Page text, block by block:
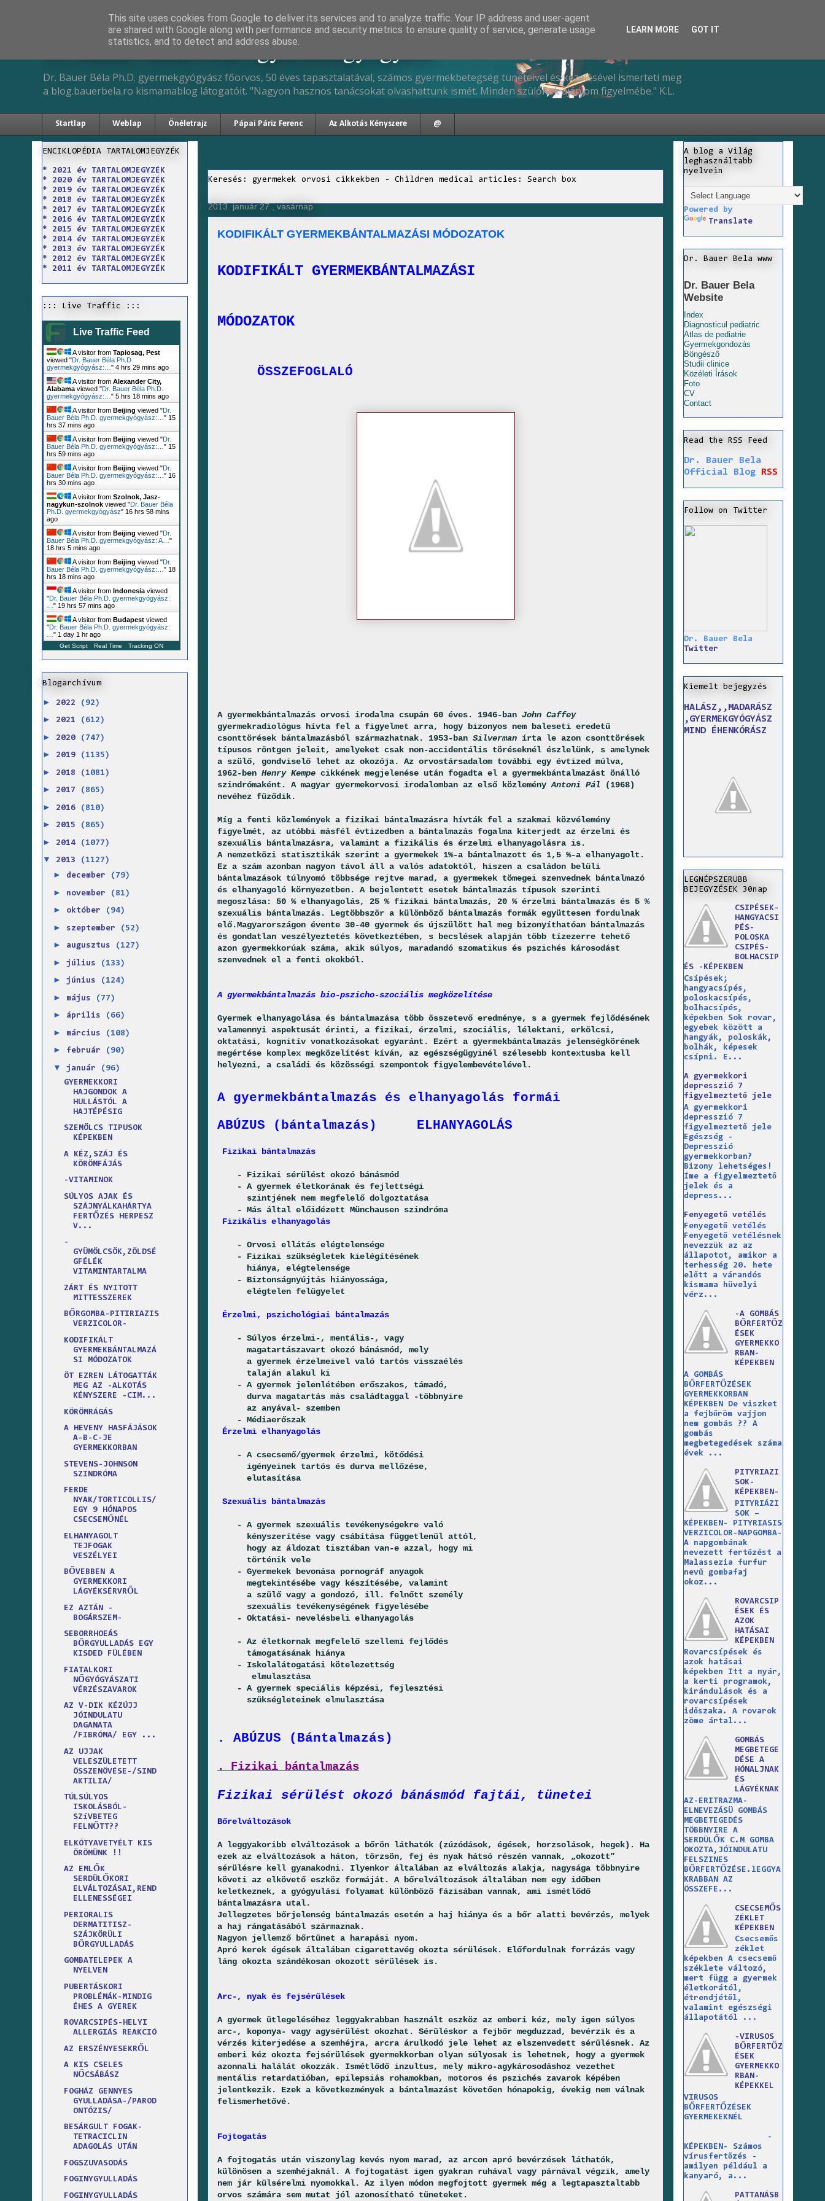
Dr. Bauer Béla Ph.D. gyermekgyógyász
Dr. Bauer Béla Ph.D. gyermekgyógyász főorvos, 50 éves tapasztalatával, számos gyermekbetegség tüneteivel és kezelésével ismerteti meg
a blog.bauerbela.ro kismamablog látogatóit. "Nagyon hasznos tanácsokat olvashattunk ismét. Minden szülőnek ajánlom figyelmébe." K.L.
Startlap Weblap Önéletrajz Pápai Páriz Ferenc Az Alkotás Kényszere @
Keresés: gyermekek orvosi cikkekben - Children medical articles: Search box
2013. január 27., vasárnap
KODIFIKÁLT GYERMEKBÁNTALMAZÁSI MÓDOZATOK
KODIFIKÁLT GYERMEKBÁNTALMAZÁSI
MÓDOZATOK
ÖSSZEFOGLALÓ
A gyermekbántalmazás orvosi irodalma csupán 60 éves. 1946-ban John Caffey
gyermekradiológus hívta fel a figyelmet arra, hogy bizonyos nem baleseti eredetű
csonttörések bántalmazásból származhatnak. 1953-ban Silverman írta le azon csonttörések
típusos röntgen jeleit, amelyeket csak non-accidentális töréseknél észlelünk, s amelynek
a szülő, gondviselő lehet az okozója. Az orvostársadalom további egy évtized múlva,
1962-ben Henry Kempe cikkének megjelenése után fogadta el a gyermekbántalmazást önálló
szindrómaként. A magyar gyermekorvosi irodalomban az első közleményAntoni Pál (1968)
nevéhez fűződik.
Míg a fenti közlemények a fizikai bántalmazásra hívták fel a szakmai közvélemény
figyelmét, az utóbbi másfél évtizedben a bántalmazás fogalma kiterjedt az érzelmi és
szexuális bántalmazásra, valamint a fizikális és érzelmi elhanyagolásra is.
A nemzetközi statisztikák szerint a gyermekek 1%-a bántalmazott és 1,5 %-a elhanyagolt.
Ez a szám azonban nagyon távol áll a valós adatoktól, hiszen a családon belüli
bántalmazások túlnyomó többsége rejtve marad, a gyermekek tömegei szenvednek bántalmazó
és elhanyagoló környezetben. A bejelentett esetek bántalmazás típusok szerinti
megoszlása: 50 % elhanyagolás, 25 % fizikai bántalmazás, 20 % érzelmi bántalmazás és 5 %
szexuális bántalmazás. Legtöbbször a különböző bántalmazás formák együttesen fordulnak
elő.Magyarországon évente 30-40 gyermek és újszülött hal meg bizonyíthatóan bántalmazás
és gondatlan veszélyeztetés következtében, s becslések alapján több tízezerre tehető
azon gyermekkorúak száma, akik súlyos, maradandó szomatikus és pszichés károsodást
szenvednek el a fenti okokból.
A gyermekbántalmazás bio-pszicho-szociális megközelítése
Gyermek elhanyagolása és bántalmazása több összetevő eredménye, s a gyermek fejlődésének
valamennyi aspektusát érinti, a fizikai, érzelmi, szociális, lélektani, erkölcsi,
oktatási, kognitív vonatkozásokat egyaránt. Ezért a gyermekbántalmazás jelenségkörének
megértése komplex megközelítést kíván, az egészségügyinél szélesebb kontextusba kell
helyezni, a családi és közösségi szempontok figyelembevételével.
A gyermekbántalmazás és elhanyagolás formái
ABÚZUS (bántalmazás) ELHANYAGOLÁS
Fizikai bántalmazás
- Fizikai sérülést okozó bánásmód
- A gyermek életkorának és fejlettségi
szintjének nem megfelelő dolgoztatása
- Más által előidézett Münchausen szindróma
Fizikális elhanyagolás
- Orvosi ellátás elégtelensége
- Fizikai szükségletek kielégítésének
hiánya, elégtelensége
- Biztonságnyújtás hiányossága,
elégtelen felügyelet
Érzelmi, pszichológiai bántalmazás
- Súlyos érzelmi-, mentális-, vagy
magatartászavart okozó bánásmód, mely
a gyermek érzelmeivel való tartós visszaélés
talaján alakul ki
- A gyermek jelenlétében erőszakos, támadó,
durva magatartás más családtaggal -többnyire
az anyával- szemben
- Médiaerőszak
Érzelmi elhanyagolás
- A csecsemő/gyermek érzelmi, kötődési
igényeinek tartós és durva mellőzése,
elutasítása
Szexuális bántalmazás
- A gyermek szexuális tevékenységekre való
kényszerítése vagy csábítása függetlenül attól,
hogy az áldozat tisztában van-e azzal, hogy mi
történik vele
- Gyermekek bevonása pornográf anyagok
megtekintésébe vagy készítésébe, valamint
a szülő vagy a gondozó, ill. felnőtt személy
szexuális tevékenységének figyelésébe
- Oktatási- nevelésbeli elhanyagolás
- Az életkornak megfelelő szellemi fejlődés
támogatásának hiánya
- Iskolalátogatási kötelezettség
elmulasztása
- A gyermek speciális képzési, fejlesztési
szükségleteinek elmulasztása
. ABÚZUS (Bántalmazás)
. Fizikai bántalmazás
Fizikai sérülést okozó bánásmód fajtái, tünetei
Bőrelváltozások
A leggyakoribb elváltozások a bőrön láthatók (zúzódások, égések, horzsolások, hegek). Ha
ezek az elváltozások a háton, törzsön, fej és nyak hátsó részén vannak, „okozott”
sérülésre kell gyanakodni. Ilyenkor általában az elváltozás alakja, nagysága többnyire
követi az elkövető eszköz formáját. A bőrelváltozások általában nem egy időben
keletkeznek, a gyógyulási folyamat különböző fázisában vannak, ami ismétlődő
bántalmazásra utal.
Jellegzetes bőrjelenség bántalmazás esetén a haj hiánya és a bőr alatti bevérzés, melyek
a haj rángatásából származnak.
Nagyon jellemző bőrtünet a harapási nyom.
Apró kerek égések általában cigarettavég okozta sérülések. Előfordulnak forrázás vagy
láng okozta szándékosan okozott sérülések is.
Arc-, nyak és fejsérülések
A gyermek ütlegeléséhez leggyakrabban használt eszköz az emberi kéz, mely igen súlyos
arc-, koponya- vagy agysérülést okozhat. Sérüléskor a fejbőr megduzzad, bevérzik és a
vérzés kiterjedése a szemhéjra, arcra árulkodó jele lehet az elszenvedett sérülésnek. Az
emberi kéz okozta fejsérülések gyermekkorban olyan súlyosak is lehetnek, hogy a gyermek
azonnali halálát okozzák. Ismétlődő inzultus, mely mikro-agykárosodáshoz vezethet
mentális retardatióban, epilepsiás rohamokban, motoros és pszichés zavarok képében
jelentkezik. Ezek a következmények a bántalmazást követően hónapokig, évekig nem válnak
felismerhetővé.
Fojtogatás
A fojtogatás után viszonylag kevés nyom marad, az arcon apró bevérzések láthatók,
különösen a szemhéjaknál. A fojtogatást igen gyakran ruhával vagy párnával végzik, amely
nem jár külsérelmi nyomokkal. Az ilyen módon megfojtott gyermek még a legtapasztaltabb
orvos számára sem mutat jól azonosítható tüneteket.
ENCIKLOPÉDIA TARTALOMJEGYZÉK
* 2021 év TARTALOMJEGYZÉK
* 2020 év TARTALOMJEGYZÉK
* 2019 év TARTALOMJEGYZÉK
* 2018 év TARTALOMJEGYZÉK
* 2017 év TARTALOMJEGYZÉK
* 2016 év TARTALOMJEGYZÉK
* 2015 év TARTALOMJEGYZÉK
* 2014 év TARTALOMJEGYZÉK
* 2013 év TARTALOMJEGYZÉK
* 2012 év TARTALOMJEGYZÉK
* 2011 év TARTALOMJEGYZÉK
::: Live Traffic :::
Live Traffic Feed
A visitor from Tapiosag, Pest
viewed "Dr. Bauer Béla Ph.D.
gyermekgyógyász:… " 4 hrs 29 mins ago
A visitor from Alexander City,
Alabama viewed "Dr. Bauer Béla Ph.D.
gyermekgyógyász:… " 5 hrs 18 mins ago
A visitor from Beijing viewed "Dr.
Bauer Béla Ph.D. gyermekgyógyász:… " 15
hrs 37 mins ago
A visitor from Beijing viewed "Dr.
Bauer Béla Ph.D. gyermekgyógyász:… " 15
hrs 59 mins ago
A visitor from Beijing viewed "Dr.
Bauer Béla Ph.D. gyermekgyógyász:… " 16
hrs 30 mins ago
A visitor from Szolnok, Jasz-
nagykun-szolnok viewed "Dr. Bauer Béla
Ph.D. gyermekgyógyász" 16 hrs 58 mins
ago
A visitor from Beijing viewed "Dr.
Bauer Béla Ph.D. gyermekgyógyász: A… "
18 hrs 5 mins ago
A visitor from Beijing viewed "Dr.
Bauer Béla Ph.D. gyermekgyógyász:… " 18
hrs 18 mins ago
A visitor from Indonesia viewed
"Dr. Bauer Béla Ph.D. gyermekgyógyász:
" 19 hrs 57 mins ago
A visitor from Budapest viewed
"Dr. Bauer Béla Ph.D. gyermekgyógyász:
" 1 day 1 hr ago
Get Script Real Time Tracking ON
Blogarchívum
► 2022 (92)
► 2021 (612)
► 2020 (747)
► 2019 (1135)
► 2018 (1081)
► 2017 (865)
► 2016 (810)
► 2015 (865)
► 2014 (1077)
▼ 2013 (1127)
► december (79)
► november (81)
► október (94)
► szeptember (52)
► augusztus (127)
► július (133)
► június (124)
► május (77)
► április (66)
► március (108)
► február (90)
▼ január
(96)
GYERMEKKORI
HAJGONDOK A
HULLÁSTÓL A
HAJTÉPÉSIG
SZEMÖLCS TIPUSOK
KÉPEKBEN
A KÉZ,SZÁJ ÉS
KÖRÖMFÁJÁS
-VITAMINOK
SÚLYOS AJAK ÉS
SZÁJNYÁLKAHÁRTYA
FERTŐZÉS HERPESZ
V...
-
GYÜMÖLCSÖK,ZÖLDSÉ
GFÉLÉK
VITAMINTARTALMA
ZÁRT ÉS NYITOTT
MITTESSZEREK
BŐRGOMBA-PITIRIAZIS
VERZICOLOR-
KODIFIKÁLT
GYERMEKBÁNTALMAZÁ
SI MÓDOZATOK
ÖT EZREN LÁTOGATTÁK
MEG AZ -ALKOTÁS
KÉNYSZERE -CIM...
KÖRÖMRÁGÁS
A HEVENY HASFÁJÁSOK
A-B-C-JE
GYERMEKKORBAN
STEVENS-JOHNSON
SZINDRÓMA
FERDE
NYAK/TORTICOLLIS/
EGY 9 HÓNAPOS
CSECSEMŐNÉL
ELHANYAGOLT
TEJFOGAK
VESZÉLYEI
BŐVEBBEN A
GYERMEKKORI
LÁGYÉKSÉRVRŐL
EZ AZTÁN -
BOGÁRSZEM-
SEBORRHOEÁS
BŐRGYULLADÁS EGY
KISDED FÜLÉBEN
FIATALKORI
NŐGYÓGYÁSZATI
VÉRZÉSZAVAROK
AZ V-DIK KÉZÚJJ
JÓINDULATU
DAGANATA
/FIBRÓMA/ EGY ...
AZ UJJAK
VELESZÜLETETT
ÖSSZENÖVÉSE-/SIND
AKTILIA/
TÚLSÚLYOS
ISKOLÁSBÓL-
SZíVBETEG
FELNŐTT??
ELKÓTYAVETYÉLT KIS
ÖRÖMÜNK !!
AZ EMLŐK
SERDÜLŐKORI
ELVÁLTOZÁSAI,REND
ELLENESSÉGEI
PERIORALIS
DERMATITISZ-
SZÁJKÖRÜLI
BŐRGYULLADÁS
GOMBATELEPEK A
NYELVEN
PUBERTÁSKORI
PROBLÉMÁK-MINDIG
ÉHES A GYEREK
ROVARCSIPÉS-HELYI
ALLERGIÁS REAKCIÓ
AZ ERSZÉNYESEKRŐL
A KIS CSELES
NŐCSÁBÁSZ
FOGHÁZ GENNYES
GYULLADÁSA-/PAROD
ONTÓZIS/
BESÁRGULT FOGAK-
TETRACICLIN
ADAGOLÁS UTÁN
FOGSZUVASODÁS
FOGINYGYULLADÁS
FOGINYGYULLADÁS
A blog a Világ
leghasználtabb
nyelvein
Powered by
Translate
Dr. Bauer Bela www
Dr. Bauer Bela
Website
Index
Diagnosticul pediatric
Atlas de pediatrie
Gyermekgondozás
Böngésző
Studii clinice
Közéleti Írások
Foto
CV
Contact
Read the RSS Feed
Dr. Bauer Bela
Official Blog
RSS
Follow on Twitter
Dr. Bauer Bela
Twitter
Kiemelt bejegyzés
HALÁSZ,,MADARÁSZ
,GYERMEKGYÓGYÁSZ
MIND ÉHENKÓRÁSZ
LEGNÉPSZERUBB
BEJEGYZÉSEK 30nap
CSIPÉSEK-
HANGYACSI
PÉS-
POLOSKA
CSIPÉS-
BOLHACSIP
ÉS -KÉPEKBEN
Csípések;
hangyacsípés,
poloskacsípés,
bolhacsípés,
képekben Sok rovar,
egyebek között a
hangyák, poloskák,
bolhák, képesek
csípni. E...
A gyermekkori
depresszió 7
figyelmeztető jele
A gyermekkori
depresszió 7
figyelmeztető jele
Egészség -
Depresszió
gyermekkorban?
Bizony lehetséges!
Íme a figyelmeztető
jelek és a
depress...
Fenyegető vetélés
Fenyegető vetélés
Fenyegető vetélésnek
nevezzük az az
állapotot, amikor a
terhesség 20. hete
előtt a várandós
kismama hüvelyi
vérz...
-A GOMBÁS
BŐRFERTŐZ
ÉSEK
GYERMEKKO
RBAN-
KÉPEKBEN
A GOMBÁS
BŐRFERTŐZÉSEK
GYERMEKKORBAN
KÉPEKBEN De viszket
a fejbőröm vajjon
nem gombás ?? A
gombás
megbetegedések száma
évek ...
PITYRIAZI
SOK-
KÉPEKBEN-
PITYRIÁZI
SOK –
KÉPEKBEN- PITYRIASIS
VERZICOLOR-NAPGOMBA-
A napgombának
nevezett fertőzést a
Malassezia furfur
nevű gombafaj
okoz...
ROVARCSIP
ÉSEK ÉS
AZOK
HATÁSAI
KÉPEKBEN
Rovarcsípések és
azok hatásai
képekben Itt a nyár,
a kerti programok,
kirándulások és a
rovarcsípések
időszaka. A rovarok
zöme ártal...
GOMBÁS
MEGBETEGE
DÉSE A
HÓNALJNAK
ÉS
LÁGYÉKNAK
AZ-ERITRAZMA-
ELNEVEZÁSÜ GOMBÁS
MEGBETEGEDÉS
TÖBBNYIRE A
SERDÜLŐK C.M GOMBA
OKOZTA,JÓINDULATU
FELSZINES
BŐRFERTŐZÉSE.lEGGYA
KRABBAN AZ
ÖSSZEFE...
CSECSEMŐS
ZÉKLET
KÉPEKBEN
Csecsemős
zéklet
képekben A csecsemő
széklete változó,
mert függ a gyermek
életkorától,
étrendjétől,
valamint egészségi
állapotától ...
-VIRUSOS
BŐRFERTŐZ
ÉSEK
GYERMEKKO
RBAN-
KÉPEKKEL
VIRUSOS
BŐRFERTŐZÉSEK
GYERMEKEKNÉL
-
KÉPEKBEN- Számos
vírusfertőzés -
amilyen például a
kanyaró, a...
PATTANÁSB
This site uses cookies from Google to deliver its services and to analyze traffic. Your IP address and user-agent
are shared with Google along with performance and security metrics to ensure quality of service, generate usage
statistics, and to detect and address abuse.
LEARN MORE GOT IT